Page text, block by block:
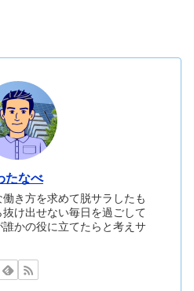
たなべ
き方を求めて脱サラしたも
け出せない毎日を過ごして
かの役に立てたらと考えサ